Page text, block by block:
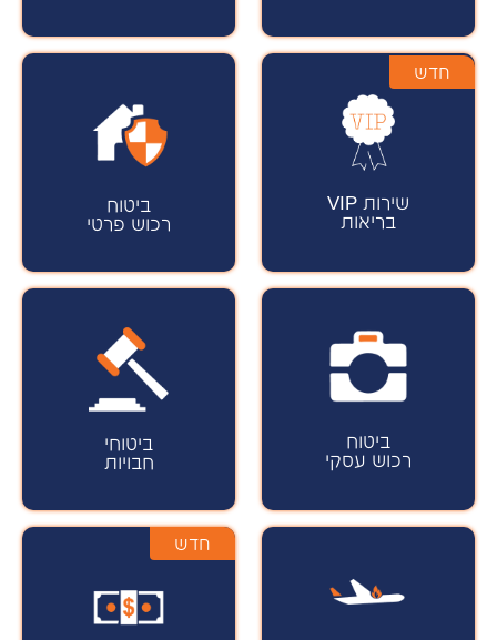
חדש
שירות VIP
בריאות
ביטוח
רכוש פרטי
ביטוח
רכוש עסקי
ביטוחי
חבויות
חדש